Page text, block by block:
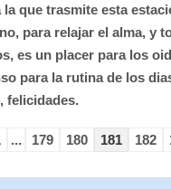
la que trasmite esta
para relajar el alma, y
es un placer para los
para la rutina de los
felicidades.
... 179 180 181 182